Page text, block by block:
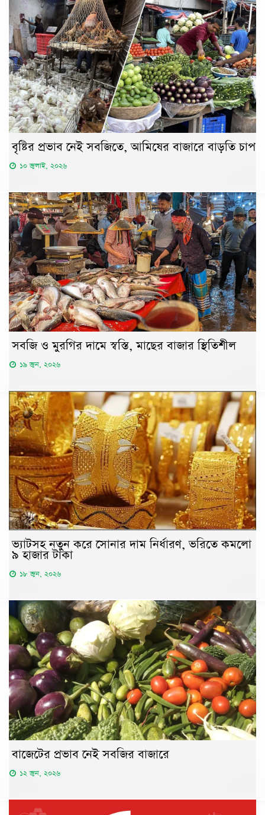
বৃষ্টির প্রভাব নেই সবজিতে, আমিষের বাজারে বাড়তি চাপ
১০ জুলাই, ২০২৬
সবজি ও মুরগির দামে স্বস্তি, মাছের বাজার স্থিতিশীল
১৯ জুন, ২০২৬
ভ্যাটসহ নতুন করে সোনার দাম নির্ধারণ, ভরিতে কমলো
৯ হাজার টাকা
১৮ জুন, ২০২৬
বাজেটের প্রভাব নেই সবজির বাজারে
১২ জুন, ২০২৬